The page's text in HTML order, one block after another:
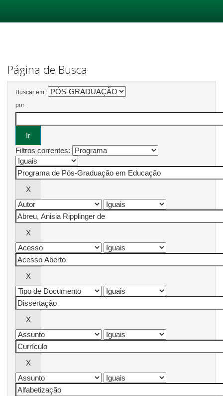
Página de Busca
Buscar em:
por
Filtros correntes: